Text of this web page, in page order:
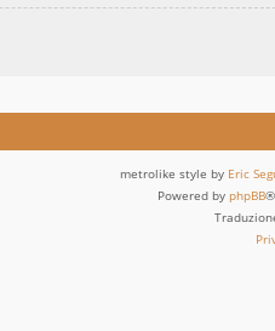
metrolike style by Eric
Powered by phpBB®